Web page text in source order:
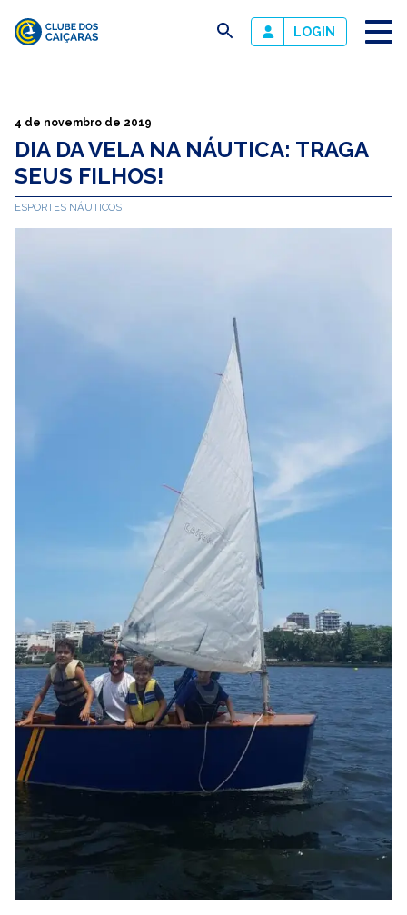
Caiçaras
busca LOGIN
4 de novembro de 2019
DIA DA VELA NA NÁUTICA: TRAGA
SEUS FILHOS!
ESPORTES NÁUTICOS